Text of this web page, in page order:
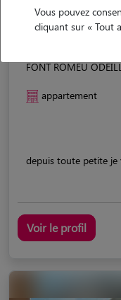
FONT ROMEU
appartement
depuis toute petite je
Voir le profil
Vous pouvez
cliquant sur « Tout